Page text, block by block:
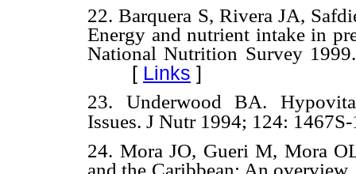
22. Barquera S, Rivera JA,
Energy and nutrient intake in
National Nutrition Survey
[ Links ]
23. Underwood BA.
Issues. J Nutr 1994; 124:
24. Mora JO, Gueri M, Mora